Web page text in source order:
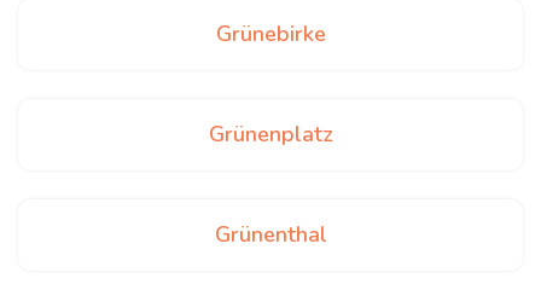
Grünebirke
Grünenplatz
Grünenthal